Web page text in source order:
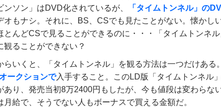
ンソン」はDVD化されているが、
「タイムトンネル」の
オもナシ。それに、BS、CSでも見たことがない。懐かし
とんどCSで見ることができるのに・・・「タイムトンネル
観ることができない？
らいくと、「タイムトンネル」を観る方法は一つだけある
ークションで入手すること。このLD版「タイムトンネル
あり、発売当初8万2400円もしたが、今も値段は変わらな
月給で、そうでない人もボーナスで買える金額だ。